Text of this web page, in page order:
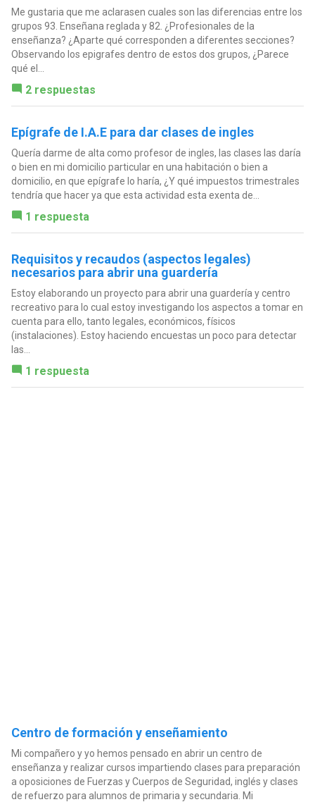
Me gustaria que me aclarasen cuales son las diferencias entre los
grupos 93. Enseñana reglada y 82. ¿Profesionales de la
enseñanza? ¿Aparte qué corresponden a diferentes secciones?
Observando los epigrafes dentro de estos dos grupos, ¿Parece
qué el...
2 respuestas
Epígrafe de I.A.E para dar clases de ingles
Quería darme de alta como profesor de ingles, las clases las daría
o bien en mi domicilio particular en una habitación o bien a
domicilio, en que epígrafe lo haría, ¿Y qué impuestos trimestrales
tendría que hacer ya que esta actividad esta exenta de...
1 respuesta
Requisitos y recaudos (aspectos legales)
necesarios para abrir una guardería
Estoy elaborando un proyecto para abrir una guardería y centro
recreativo para lo cual estoy investigando los aspectos a tomar en
cuenta para ello, tanto legales, económicos, físicos
(instalaciones). Estoy haciendo encuestas un poco para detectar
las...
1 respuesta
Centro de formación y enseñamiento
Mi compañero y yo hemos pensado en abrir un centro de
enseñanza y realizar cursos impartiendo clases para preparación
a oposiciones de Fuerzas y Cuerpos de Seguridad, inglés y clases
de refuerzo para alumnos de primaria y secundaria. Mi